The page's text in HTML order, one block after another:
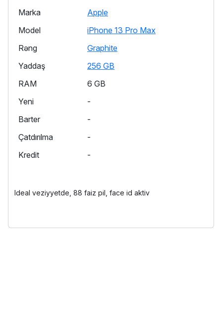
Marka
Apple
Model
iPhone 13 Pro Max
Rəng
Graphite
Yaddaş
256 GB
RAM
6 GB
Yeni
-
Barter
-
Çatdırılma
-
Kredit
-
Ideal veziyyetde, 88 faiz pil, face id aktiv